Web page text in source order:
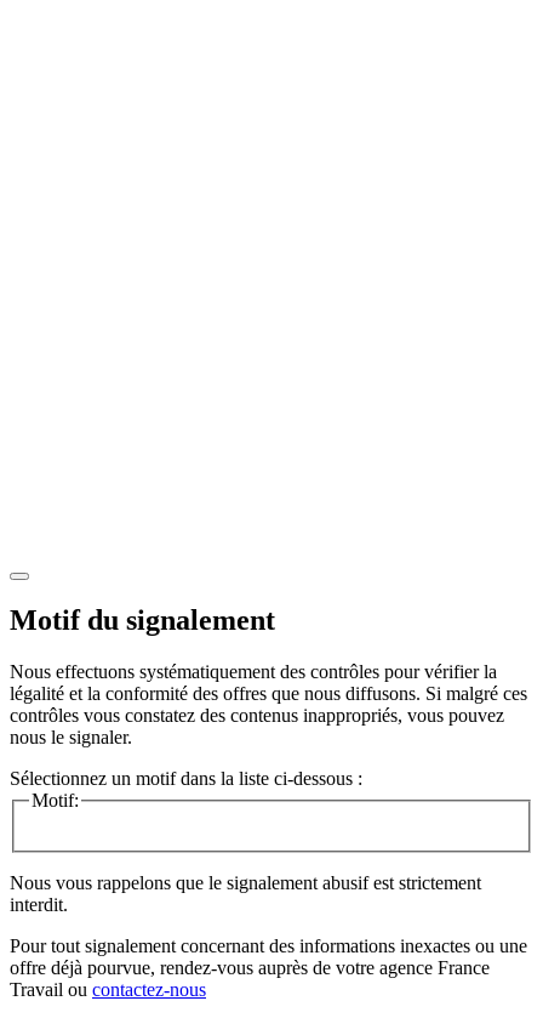
Motif du signalement
Nous effectuons systématiquement des contrôles pour vérifier la
légalité et la conformité des offres que nous diffusons. Si malgré ces
contrôles vous constatez des contenus inappropriés, vous pouvez
nous le signaler.
Sélectionnez un motif dans la liste ci-dessous :
Motif:
Nous vous rappelons que le signalement abusif est strictement
interdit.
Pour tout signalement concernant des informations inexactes ou une
offre déjà pourvue, rendez-vous auprès de votre agence France
Travail ou contactez-nous